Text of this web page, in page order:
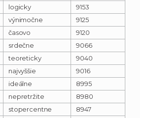
logicky
9153
výnimočne
9125
časovo
9120
srdečne
9066
teoreticky
9040
najvyššie
9016
ideálne
8995
nepretržite
8980
stopercentne
8947